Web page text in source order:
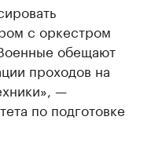
с оркестром
обещают
проходов на
—
по подготовке